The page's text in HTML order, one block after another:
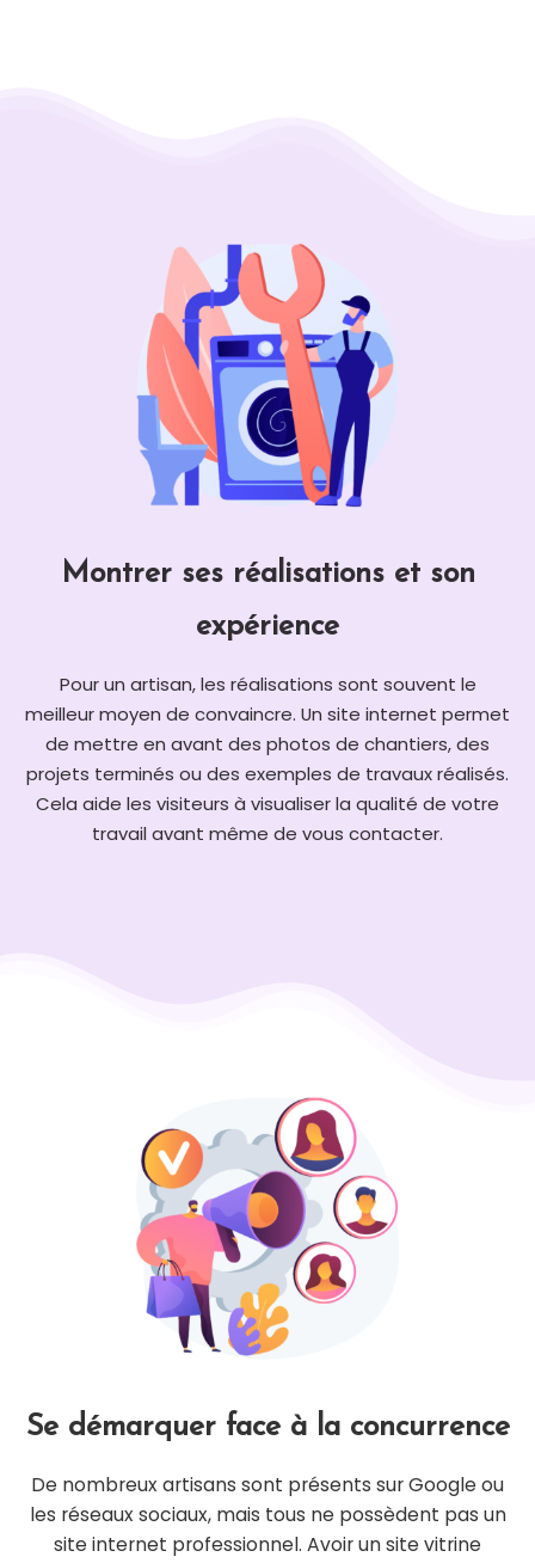
Montrer ses réalisations et son
expérience
Pour un artisan, les réalisations sont souvent le
meilleur moyen de convaincre. Un site internet permet
de mettre en avant des photos de chantiers, des
projets terminés ou des exemples de travaux réalisés.
Cela aide les visiteurs à visualiser la qualité de votre
travail avant même de vous contacter.
Se démarquer face à la concurrence
De nombreux artisans sont présents sur Google ou
les réseaux sociaux, mais tous ne possèdent pas un
site internet professionnel. Avoir un site vitrine